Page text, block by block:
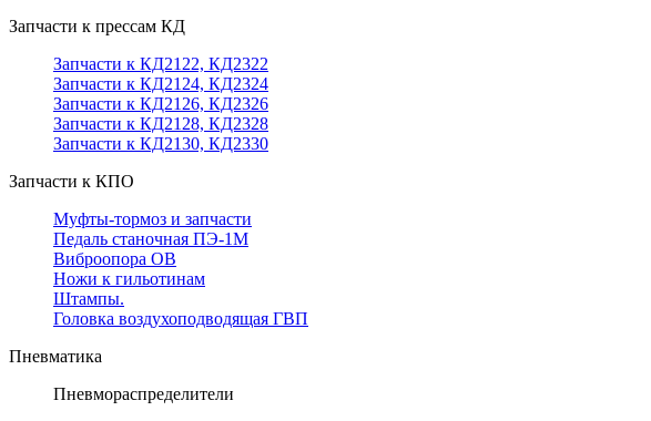
Запчасти к прессам КД
Запчасти к КД2122, КД2322
Запчасти к КД2124, КД2324
Запчасти к КД2126, КД2326
Запчасти к КД2128, КД2328
Запчасти к КД2130, КД2330
Запчасти к КПО
Муфты-тормоз и запчасти
Педаль станочная ПЭ-1М
Виброопора ОВ
Ножи к гильотинам
Штампы.
Головка воздухоподводящая ГВП
Пневматика
Пневмораспределители